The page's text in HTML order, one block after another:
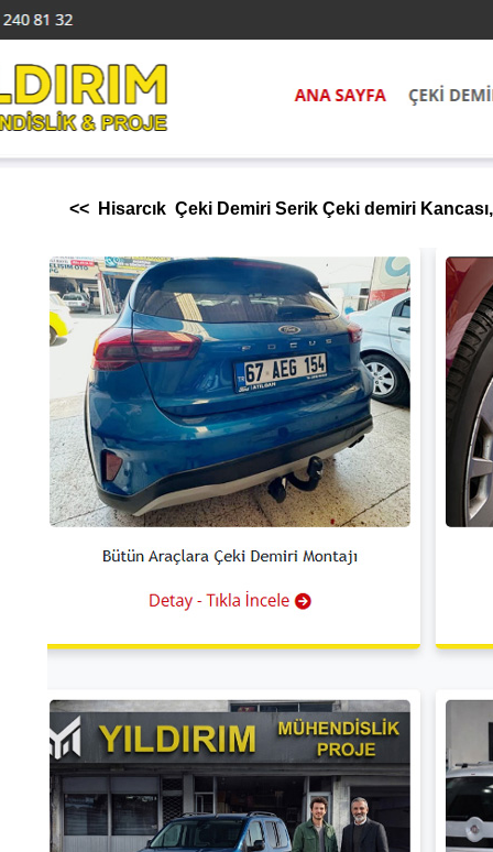
<< Hisarcık Çeki Demiri Serik Çeki demiri